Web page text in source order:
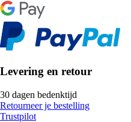
Levering en retour
30 dagen bedenktijd
Retourneer je bestelling
Trustpilot